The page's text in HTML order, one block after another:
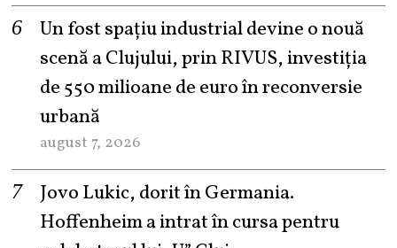
Un fost spațiu industrial devine o nouă
scenă a Clujului, prin RIVUS, investiția
de 550 milioane de euro în reconversie
urbană
august 7, 2026
Jovo Lukic, dorit în Germania.
Hoffenheim a intrat în cursa pentru